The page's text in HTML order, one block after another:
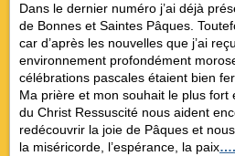
Dans le dernier numéro j’ai déjà
de Bonnes et Saintes Pâques.
car d’après les nouvelles que j’ai
environnement profondément
célébrations pascales étaient bien
Ma prière et mon souhait le plus fort
du Christ Ressuscité nous aident
redécouvrir la joie de Pâques et
la miséricorde, l’espérance, la paix